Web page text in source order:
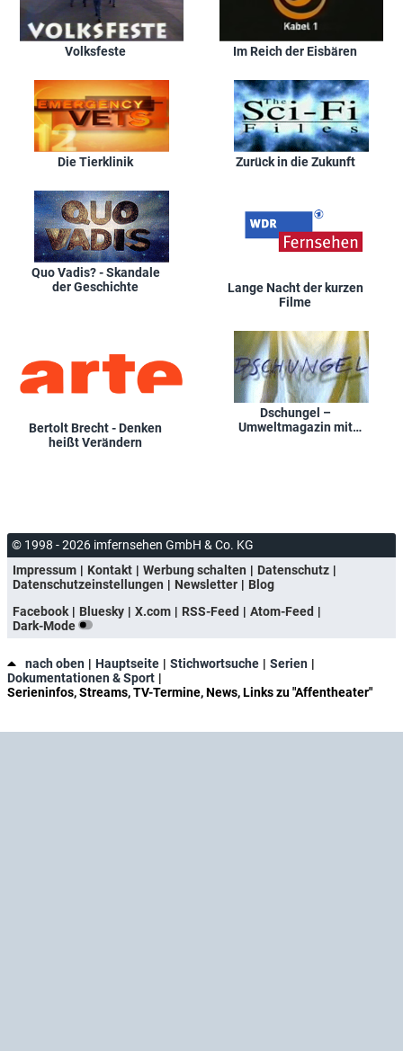
Volksfeste Im Reich der Eisbären
Die Tierklinik Zurück in die Zukunft
Quo Vadis? - Skandale
der Geschichte
Lange Nacht der kurzen
Filme
Bertolt Brecht - Denken
heißt Verändern
Dschungel –
Umweltmagazin mit
© 1998 - 2026 imfernsehen GmbH & Co. KG
Impressum
Kontakt Werbung schalten
Datenschutz
Datenschutzeinstellungen
Newsletter
Blog
Facebook
Bluesky X.com RSS-Feed
Atom-Feed
Dark-Mode
nach oben Hauptseite Stichwortsuche
Serien
Dokumentationen & Sport
Serieninfos, Streams, TV-Termine, News, Links zu "Affentheater"